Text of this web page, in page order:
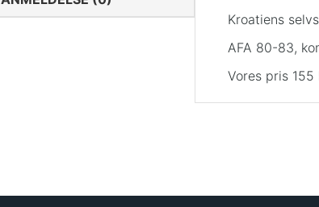
Kroatiens
AFA 80-83,
Vores pris 155